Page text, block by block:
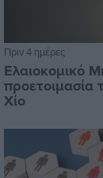
Πριν 4 ημέρες
Ελαιοκομικό
Χίο